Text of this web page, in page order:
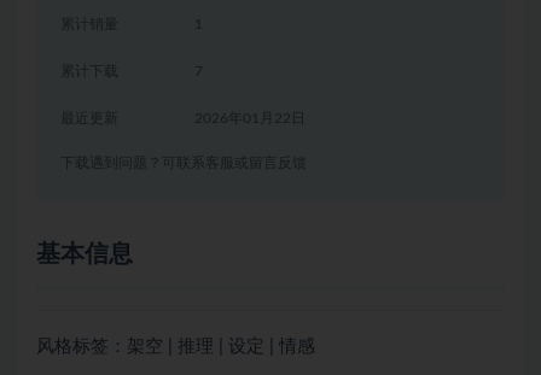
累计销量 1
累计下载 7
2026年01月22日
下载遇到问题？可联系客服或留言反馈
基本信息
风格标签：架空 | 推理 | 设定 | 情感